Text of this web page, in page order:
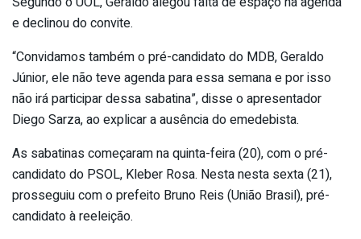
e declinou do convite.
“Convidamos também o pré-candidato do MDB, Geraldo
Júnior, ele não teve agenda para essa semana e por isso
não irá participar dessa sabatina”, disse o apresentador
Diego Sarza, ao explicar a ausência do emedebista.
As sabatinas começaram na quinta-feira (20), com o pré-
candidato do PSOL, Kleber Rosa. Nesta nesta sexta (21),
prosseguiu com o prefeito Bruno Reis (União Brasil), pré-
candidato à reeleição.